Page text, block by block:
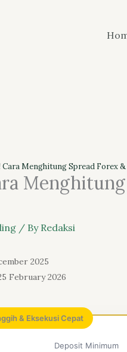
Cara Menghitung Spread Forex &
/ By Redaksi
2025
February 2026
& Eksekusi Cepat
Deposit Minimum